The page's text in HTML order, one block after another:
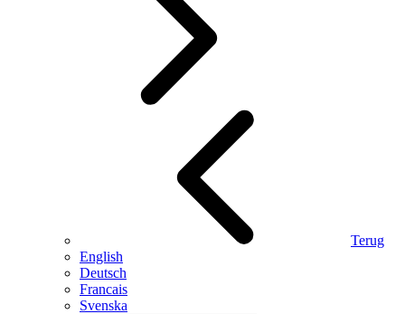
Terug
English
Deutsch
Francais
Svenska